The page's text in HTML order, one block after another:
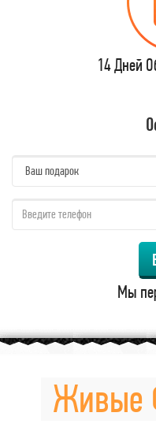
14 Дней
Мы
Живые